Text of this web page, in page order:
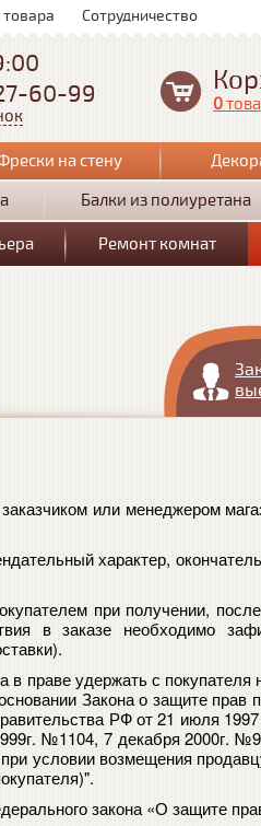
Сотрудничество
60-99
0
на стену
Балки из полиуретана
Ремонт комнат
или менеджером
характер,
при получении,
в заказе необходимо
в праве удержать с покупателя
Закона о защите прав
РФ от 21 июля
№1104, 7 декабря 2000г.
условии возмещения
закона «О защите